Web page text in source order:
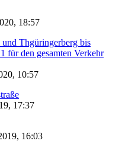
18:57
Thgüringerberg bis
für den gesamten Verkehr
10:57
17:37
16:03